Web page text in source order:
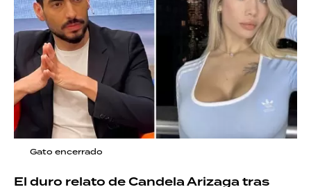
Gato encerrado
El duro relato de Candela Arizaga tras